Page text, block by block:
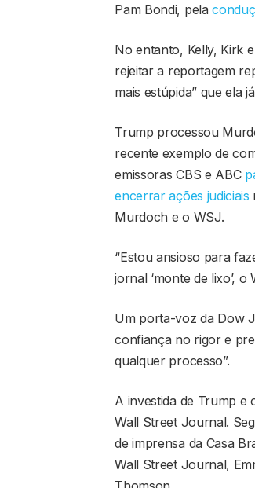
Pam Bondi, pela
No entanto, Kelly, Kirk
rejeitar a reportagem
mais estúpida” que ela
Trump processou
recente exemplo de
emissoras CBS e ABC
encerrar ações judiciais
Murdoch e o WSJ.
“Estou ansioso para
jornal ‘monte de lixo’,
Um porta-voz da Dow
confiança no rigor e
qualquer processo”.
A investida de Trump e
Wall Street Journal.
de imprensa da Casa
Wall Street Journal,